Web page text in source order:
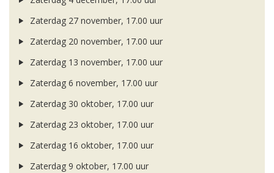
Zaterdag 27 november, 17.00 uur
Zaterdag 20 november, 17.00 uur
Zaterdag 13 november, 17.00 uur
Zaterdag 6 november, 17.00 uur
Zaterdag 30 oktober, 17.00 uur
Zaterdag 23 oktober, 17.00 uur
Zaterdag 16 oktober, 17.00 uur
Zaterdag 9 oktober, 17.00 uur